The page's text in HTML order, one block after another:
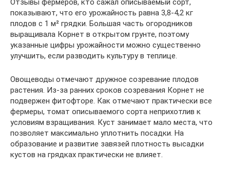
Отзывы фермеров, кто сажал описываемый сорт,
показывают, что его урожайность равна 3,8-4,2 кг
плодов с 1 м² грядки. Большая часть огородников
выращивала Корнет в открытом грунте, поэтому
указанные цифры урожайности можно существенно
улучшить, если разводить культуру в теплице.
Овощеводы отмечают дружное созревание плодов
растения. Из-за ранних сроков созревания Корнет не
подвержен фитофторе. Как отмечают практически все
фермеры, томат описываемого сорта неприхотлив к
условиям взращивания. Куст занимает мало места, что
позволяет максимально уплотнить посадки. На
образование и развитие завязей плотность высадки
кустов на грядках практически не влияет.